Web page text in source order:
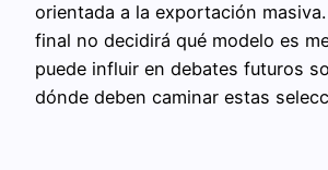
orientada a la exportación
final no decidirá qué modelo es
puede influir en debates futuros
dónde deben caminar estas